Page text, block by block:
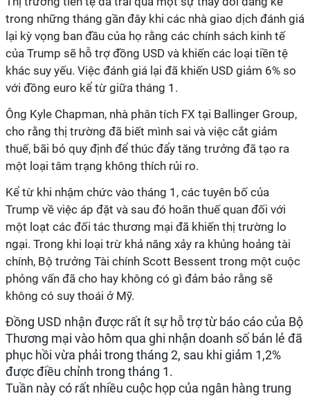
trong những tháng gần đây khi các nhà giao dịch đánh giá
lại kỳ vọng ban đầu của họ rằng các chính sách kinh tế
của Trump sẽ hỗ trợ đồng USD và khiến các loại tiền tệ
khác suy yếu. Việc đánh giá lại đã khiến USD giảm 6% so
với đồng euro kể từ giữa tháng 1.
Ông Kyle Chapman, nhà phân tích FX tại Ballinger Group,
cho rằng thị trường đã biết mình sai và việc cắt giảm
thuế, bãi bỏ quy định để thúc đẩy tăng trưởng đã tạo ra
một loại tâm trạng không thích rủi ro.
Kể từ khi nhậm chức vào tháng 1, các tuyên bố của
Trump về việc áp đặt và sau đó hoãn thuế quan đối với
một loạt các đối tác thương mại đã khiến thị trường lo
ngại. Trong khi loại trừ khả năng xảy ra khủng hoảng tài
chính, Bộ trưởng Tài chính Scott Bessent trong một cuộc
phỏng vấn đã cho hay không có gì đảm bảo rằng sẽ
không có suy thoái ở Mỹ.
Đồng USD nhận được rất ít sự hỗ trợ từ báo cáo của Bộ
Thương mại vào hôm qua ghi nhận doanh số bán lẻ đã
phục hồi vừa phải trong tháng 2, sau khi giảm 1,2%
được điều chỉnh trong tháng 1.
Tuần này có rất nhiều cuộc họp của ngân hàng trung